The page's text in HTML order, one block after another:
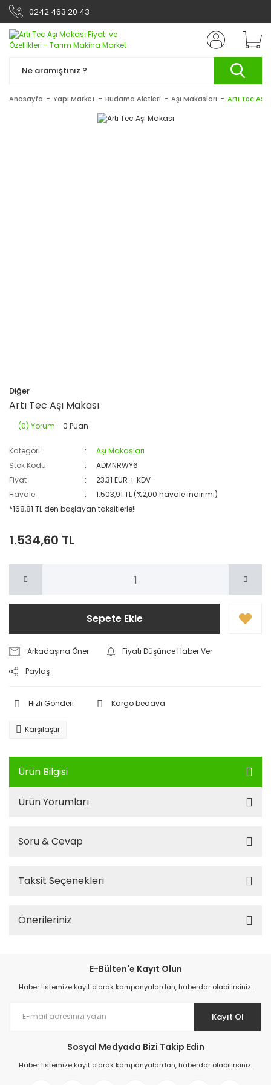
0242 463 20 43
Anasayfa Yapı Market Budama Aletleri Aşı Makasları Artı Tec Aşı
Diğer
Artı Tec Aşı Makası
(0) Yorum - 0 Puan
Kategori
Aşı Makasları
Stok Kodu
ADMNRWY6
Fiyat
23,31 EUR + KDV
Havale
1.503,91 TL (%2,00 havale indirimi)
*168,81 TL den başlayan taksitlerle!!
1.534,60 TL
Sepete Ekle
Arkadaşına Öner
Fiyatı Düşünce Haber Ver
Paylaş
Hızlı Gönderi Kargo bedava
Karşılaştır
Ürün Bilgisi
Ürün Yorumları
Soru & Cevap
Taksit Seçenekleri
Önerileriniz
E-Bülten'e Kayıt Olun
Haber listemize kayıt olarak kampanyalardan, haberdar olabilirsiniz.
Kayıt Ol
Sosyal Medyada Bizi Takip Edin
Haber listemize kayıt olarak kampanyalardan, haberdar olabilirsiniz.